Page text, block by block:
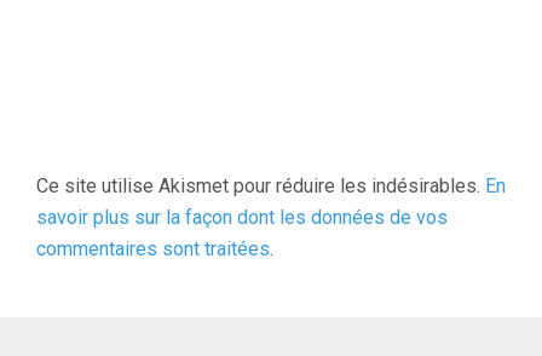
Ce site utilise Akismet pour réduire les indésirables. En
savoir plus sur la façon dont les données de vos
commentaires sont traitées.